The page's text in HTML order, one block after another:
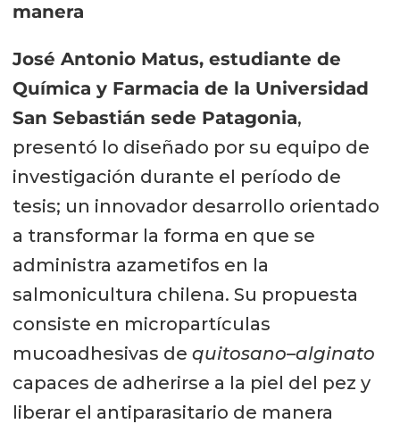
manera
José Antonio Matus, estudiante de
Química y Farmacia de la Universidad
San Sebastián sede Patagonia,
presentó lo diseñado por su equipo de
investigación durante el período de
tesis; un innovador desarrollo orientado
a transformar la forma en que se
administra azametifos en la
salmonicultura chilena. Su propuesta
consiste en micropartículas
mucoadhesivas de quitosano–alginato
capaces de adherirse a la piel del pez y
liberar el antiparasitario de manera